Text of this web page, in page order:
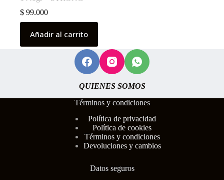
$ 99.000
Añadir al carrito
QUIENES SOMOS
Términos y condiciones
Política de privacidad
Política de cookies
Términos y condiciones
Devoluciones y cambios
Datos seguros